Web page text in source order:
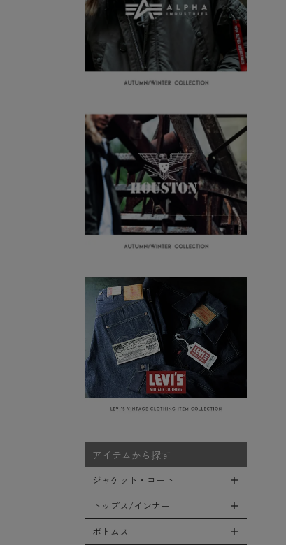
アイテムから探す
ジャケット・コート
全てのジャケット・コート
LEVEL7
トップス/インナー
全てのトップス/インナー
ボトムス